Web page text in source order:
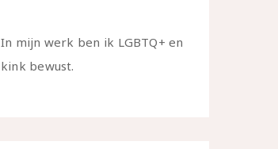
In mijn werk ben ik LGBTQ+ en
kink bewust.